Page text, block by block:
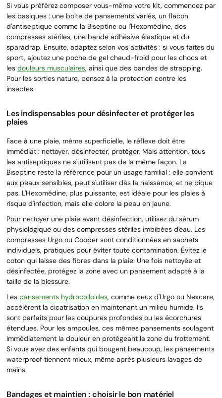
Si vous préférez composer vous-même votre kit, commencez par
les basiques : une boîte de pansements variés, un flacon
d'antiseptique comme la Biseptine ou l'Hexomédine, des
compresses stériles, une bande adhésive élastique et du
sparadrap. Ensuite, adaptez selon vos activités : si vous faites du
sport, ajoutez une poche de gel chaud-froid pour les chocs et
les douleurs musculaires, ainsi que des bandes de strapping.
Pour les sorties nature, pensez à la protection contre les
insectes.
Les indispensables pour désinfecter et protéger les
plaies
Face à une plaie, même superficielle, le réflexe doit être
immédiat : nettoyer, désinfecter, protéger. Mais attention, tous
les antiseptiques ne s'utilisent pas de la même façon. La
Biseptine reste la référence pour un usage familial : elle convient
aux peaux sensibles, peut s'utiliser dès la naissance, et ne pique
pas. L'Hexomédine, plus puissante, est idéale pour les plaies à
risque d'infection, mais elle colore la peau en jaune.
Pour nettoyer une plaie avant désinfection, utilisez du sérum
physiologique ou des compresses stériles imbibées d'eau. Les
compresses Urgo ou Cooper sont conditionnées en sachets
individuels, pratiques pour éviter toute contamination. Évitez le
coton qui laisse des fibres dans la plaie. Une fois nettoyée et
désinfectée, protégez la zone avec un pansement adapté à la
taille de la blessure.
Les pansements hydrocolloïdes, comme ceux d'Urgo ou Nexcare,
accélèrent la cicatrisation en maintenant un milieu humide. Ils
sont parfaits pour les coupures profondes ou les écorchures
étendues. Pour les ampoules, ces mêmes pansements soulagent
immédiatement la douleur en protégeant la zone du frottement.
Si vous avez des enfants qui bougent beaucoup, les pansements
waterproof tiennent mieux, même après plusieurs lavages de
mains.
Bandages et maintien : choisir le bon matériel